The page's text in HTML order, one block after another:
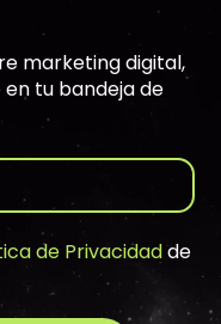
marketing digital,
tu bandeja de
de Privacidadde